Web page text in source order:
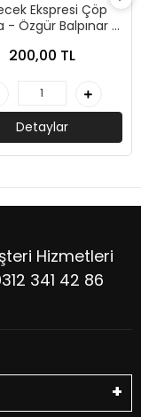
Ekspresi Çöp
- Özgür Balpınar -
200,00 TL
Detaylar
Hizmetleri
341 42 86